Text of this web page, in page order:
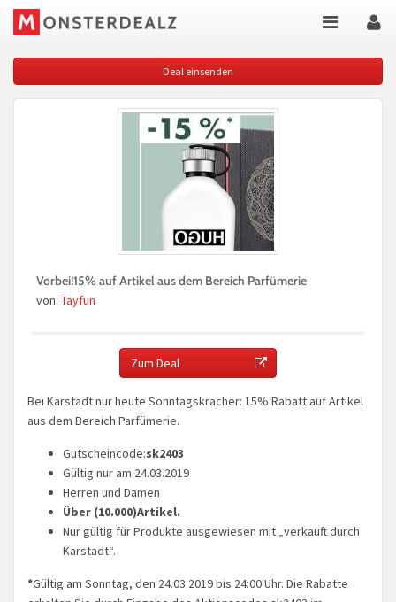
Deal einsenden
Vorbei!15% auf Artikel aus dem Bereich Parfümerie
von: Tayfun
Zum Deal
Bei Karstadt nur heute Sonntagskracher: 15% Rabatt auf Artikel
aus dem Bereich Parfümerie.
Gutscheincode:sk2403
Gültig nur am 24.03.2019
Herren und Damen
Über (10.000)Artikel.
Nur gültig für Produkte ausgewiesen mit „verkauft durch
Karstadt“.
*Gültig am Sonntag, den 24.03.2019 bis 24:00 Uhr. Die Rabatte